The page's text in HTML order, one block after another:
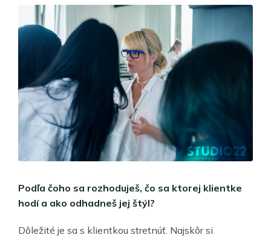
Podľa čoho sa rozhoduješ, čo sa ktorej klientke
hodí a ako odhadneš jej štýl?
Dôležité je sa s klientkou stretnúť. Najskôr si